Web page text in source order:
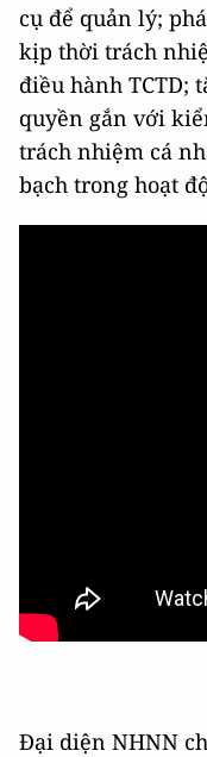
cụ để quản lý;
kịp thời trách
điều hành TCTD;
quyền gắn với
trách nhiệm cá
bạch trong hoạt
Đại diện NHNN